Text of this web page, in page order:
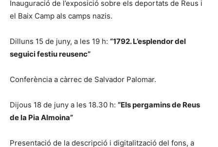
Inauguració de l’exposició sobre els deportats de Reus i
el Baix Camp als camps nazis.
Dilluns 15 de juny, a les 19 h: “1792. L’esplendor del
seguici festiu reusenc”
Conferència a càrrec de Salvador Palomar.
Dijous 18 de juny a les 18.30 h: “Els pergamins de Reus
de la Pia Almoina”
Presentació de la descripció i digitalització del fons, a